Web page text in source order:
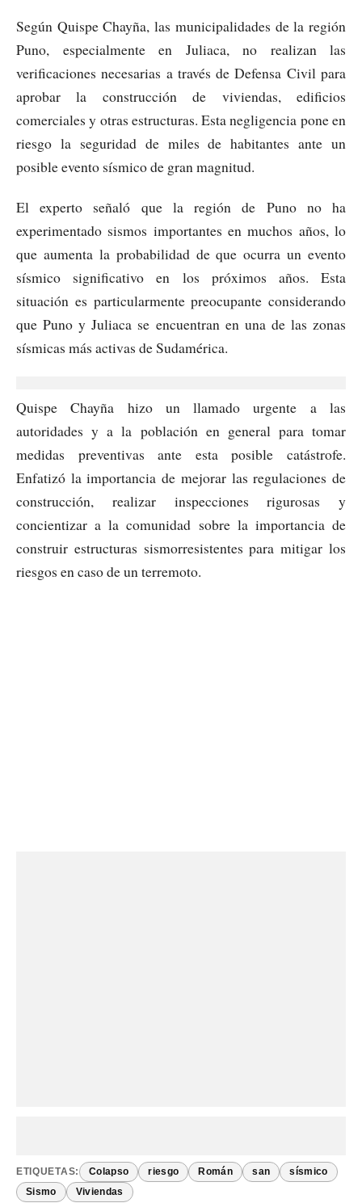
Según Quispe Chayña, las municipalidades de la región
Puno, especialmente en Juliaca, no realizan las
verificaciones necesarias a través de Defensa Civil para
aprobar la construcción de viviendas, edificios
comerciales y otras estructuras. Esta negligencia pone en
riesgo la seguridad de miles de habitantes ante un
posible evento sísmico de gran magnitud.
El experto señaló que la región de Puno no ha
experimentado sismos importantes en muchos años, lo
que aumenta la probabilidad de que ocurra un evento
sísmico significativo en los próximos años. Esta
situación es particularmente preocupante considerando
que Puno y Juliaca se encuentran en una de las zonas
sísmicas más activas de Sudamérica.
Quispe Chayña hizo un llamado urgente a las
autoridades y a la población en general para tomar
medidas preventivas ante esta posible catástrofe.
Enfatizó la importancia de mejorar las regulaciones de
construcción, realizar inspecciones rigurosas y
concientizar a la comunidad sobre la importancia de
construir estructuras sismorresistentes para mitigar los
riesgos en caso de un terremoto.
ETIQUETAS: Colapso riesgo Román san sísmico
Sismo Viviendas